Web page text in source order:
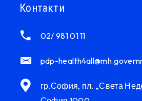
Контакти
02/ 981 01 11
pdp-
гр.София, пл. „Света